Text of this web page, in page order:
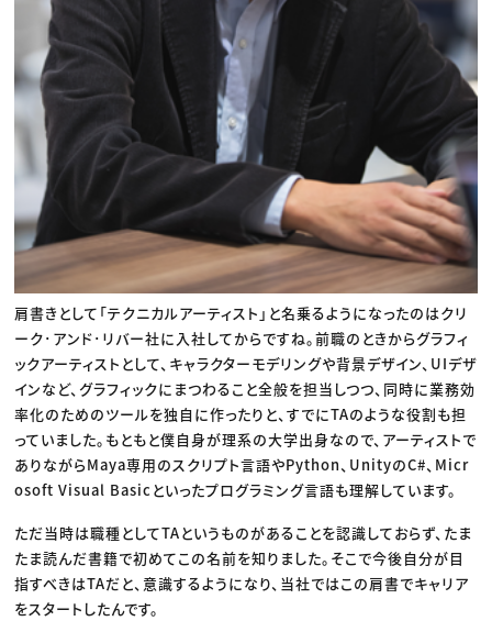
肩書きとして「テクニカルアーティスト」と名乗るようになったのはクリ
ーク･アンド･リバー社に入社してからですね。前職のときからグラフィ
ックアーティストとして、キャラクターモデリングや背景デザイン、UIデザ
インなど、グラフィックにまつわること全般を担当しつつ、同時に業務効
率化のためのツールを独自に作ったりと、すでにTAのような役割も担
っていました。もともと僕自身が理系の大学出身なので、アーティストで
ありながらMaya専用のスクリプト言語やPython、UnityのC#、Micr
osoft Visual Basicといったプログラミング言語も理解しています。
ただ当時は職種としてTAというものがあることを認識しておらず、たま
たま読んだ書籍で初めてこの名前を知りました。そこで今後自分が目
指すべきはTAだと、意識するようになり、当社ではこの肩書でキャリア
をスタートしたんです。